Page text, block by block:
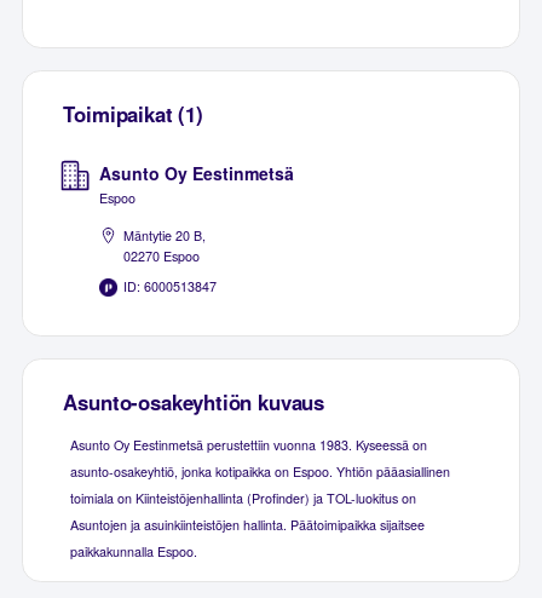
Toimipaikat (1)
Asunto Oy Eestinmetsä
Espoo
Mäntytie 20 B,
02270 Espoo
ID: 6000513847
Asunto-osakeyhtiön kuvaus
Asunto Oy Eestinmetsä perustettiin vuonna 1983. Kyseessä on
asunto-osakeyhtiö, jonka kotipaikka on Espoo. Yhtiön pääasiallinen
toimiala on Kiinteistöjenhallinta (Profinder) ja TOL-luokitus on
Asuntojen ja asuinkiinteistöjen hallinta. Päätoimipaikka sijaitsee
paikkakunnalla Espoo.